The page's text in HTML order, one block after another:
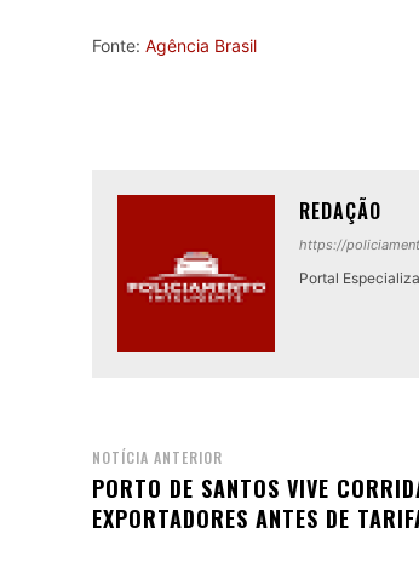
Fonte: Agência Brasil
REDAÇÃO
https://
Portal
NOTÍCIA ANTERIOR
PORTO DE SANTOS VIVE
EXPORTADORES ANTES DE